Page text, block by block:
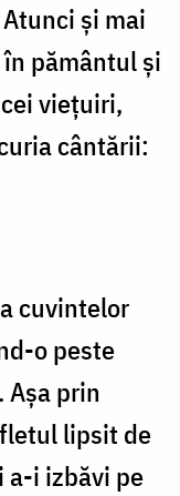
și mai
pământul și
viețuiri,
cântării:
cuvintelor
o peste
prin
lipsit de
a-i izbăvi pe